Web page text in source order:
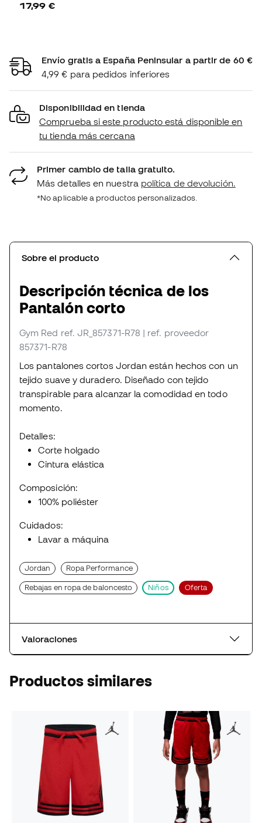
17,99 €
Envío gratis a España Peninsular a partir de 60 €
4,99 € para pedidos inferiores
Disponibilidad en tienda
Comprueba si este producto está disponible en
tu tienda más cercana
Primer cambio de talla gratuito.
Más detalles en nuestra política de devolución.
*No aplicable a productos personalizados.
Sobre el producto
Descripción técnica de los
Pantalón corto
Gym Red ref. JR_857371-R78 | ref. proveedor
857371-R78
Los pantalones cortos Jordan están hechos con un
tejido suave y duradero. Diseñado con tejido
transpirable para alcanzar la comodidad en todo
momento.
Detalles:
Corte holgado
Cintura elástica
Composición:
100% poliéster
Cuidados:
Lavar a máquina
Jordan Ropa Performance
Rebajas en ropa de baloncesto Niños Oferta
Valoraciones
Productos similares